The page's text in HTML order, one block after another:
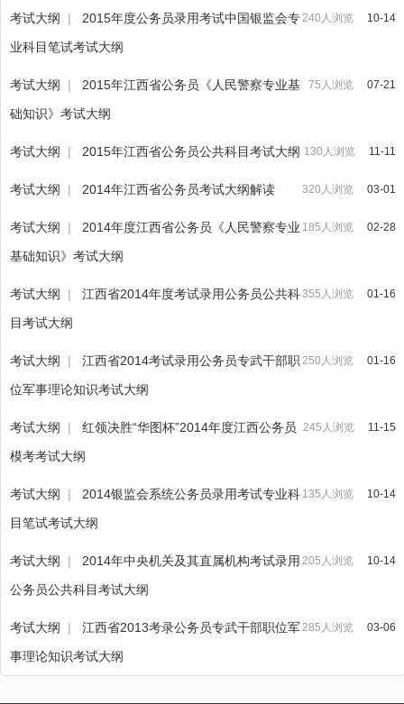
10-14
240人浏览
考试大纲 |
2015年度公务员录用考试中国银监会专
业科目笔试考试大纲
07-21
75人浏览
考试大纲 |
2015年江西省公务员《人民警察专业基
础知识》考试大纲
11-11
130人浏览
考试大纲 | 2015年江西省公务员公共科目考试大纲
03-01
320人浏览
考试大纲 | 2014年江西省公务员考试大纲解读
02-28
185人浏览
考试大纲 |
2014年度江西省公务员《人民警察专业
基础知识》考试大纲
01-16
355人浏览
考试大纲 |
江西省2014年度考试录用公务员公共科
目考试大纲
01-16
250人浏览
考试大纲 |
江西省2014考试录用公务员专武干部职
位军事理论知识考试大纲
11-15
245人浏览
考试大纲 |
红领决胜“华图杯”2014年度江西公务员
模考考试大纲
10-14
135人浏览
考试大纲 |
2014银监会系统公务员录用考试专业科
目笔试考试大纲
10-14
205人浏览
考试大纲 |
2014年中央机关及其直属机构考试录用
公务员公共科目考试大纲
03-06
285人浏览
考试大纲 |
江西省2013考录公务员专武干部职位军
事理论知识考试大纲